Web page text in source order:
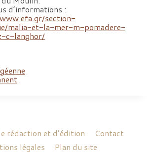
d’informations :
section-
malia-et-la-mer-m-pomadere-
c-langhor/
rédaction et d’édition
Contact
légales
Plan du site